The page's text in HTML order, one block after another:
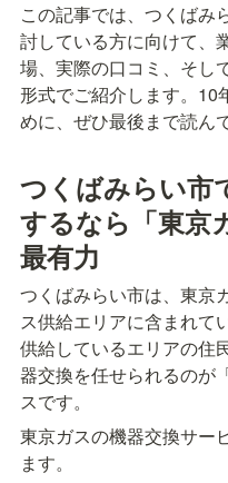
この記事では、つくばみ
討している方に向けて、
場、実際の口コミ、そし
形式でご紹介します。10
めに、ぜひ最後まで読ん
つくばみらい市
するなら「東京
最有力
つくばみらい市は、東京
ス供給エリアに含まれて
供給しているエリアの住
器交換を任せられるのが
スです。
東京ガスの機器交換サー
ます。